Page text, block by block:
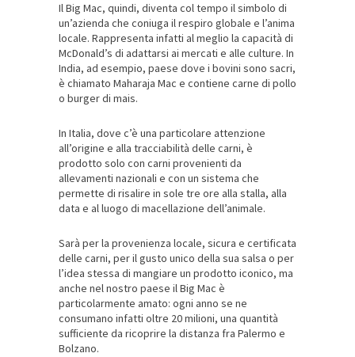
Il Big Mac, quindi, diventa col tempo il simbolo di
un’azienda che coniuga il respiro globale e l’anima
locale. Rappresenta infatti al meglio la capacità di
McDonald’s di adattarsi ai mercati e alle culture. In
India, ad esempio, paese dove i bovini sono sacri,
è chiamato Maharaja Mac e contiene carne di pollo
o burger di mais.
In Italia, dove c’è una particolare attenzione
all’origine e alla tracciabilità delle carni, è
prodotto solo con carni provenienti da
allevamenti nazionali e con un sistema che
permette di risalire in sole tre ore alla stalla, alla
data e al luogo di macellazione dell’animale.
Sarà per la provenienza locale, sicura e certificata
delle carni, per il gusto unico della sua salsa o per
l’idea stessa di mangiare un prodotto iconico, ma
anche nel nostro paese il Big Mac è
particolarmente amato: ogni anno se ne
consumano infatti oltre 20 milioni, una quantità
sufficiente da ricoprire la distanza fra Palermo e
Bolzano.